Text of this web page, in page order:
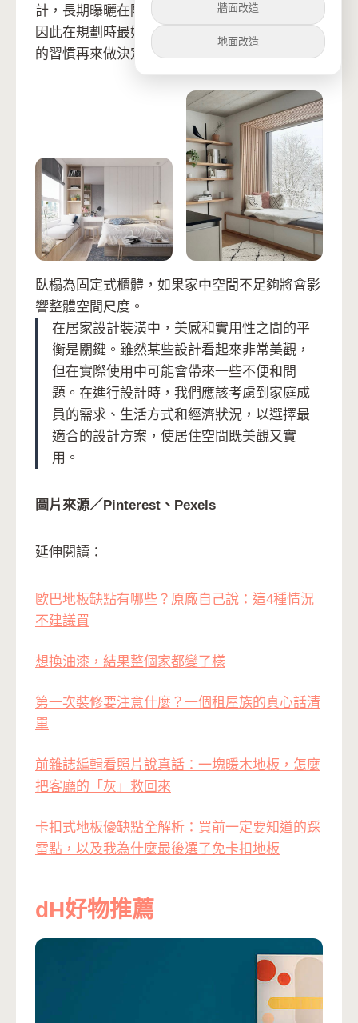
計，長期曝曬在陽光下，材質及色澤容易變質。
因此在規劃時最好先考量空間大小及日後的使用
的習慣再來做決定。
臥榻為固定式櫃體，如果家中空間不足夠將會影
響整體空間尺度。
在居家設計裝潢中，美感和實用性之間的平
衡是關鍵。雖然某些設計看起來非常美觀，
但在實際使用中可能會帶來一些不便和問
題。在進行設計時，我們應該考慮到家庭成
員的需求、生活方式和經濟狀況，以選擇最
適合的設計方案，使居住空間既美觀又實
用。
圖片來源／Pinterest、Pexels
延伸閱讀：
歐巴地板缺點有哪些？原廠自己說：這4種情況
不建議買
想換油漆，結果整個家都變了樣
第一次裝修要注意什麼？一個租屋族的真心話清
單
前雜誌編輯看照片說真話：一塊暖木地板，怎麼
把客廳的「灰」救回來
卡扣式地板優缺點全解析：買前一定要知道的踩
雷點，以及我為什麼最後選了免卡扣地板
dH好物推薦
牆面改造
地面改造